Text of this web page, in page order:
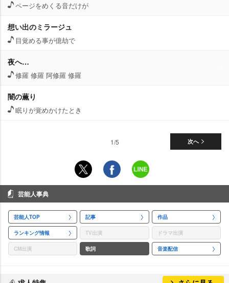
ページをめくる音だけが
想い出のミラージュ
目覚める事が億劫で
夜へ…
修羅 修羅 阿修羅 修羅
闇の薫り
眠りが覚めかけたとき
次へ
1/5
芸能人事典
芸能人TOP 記事 作品
ランキング情報 TV出演 ドラマ出演
CM出演 歌詞 音楽配信